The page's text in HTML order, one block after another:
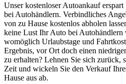
Unser kostenloser Autoankauf
bei Autohändlern. Verbindliches
von zu Hause kostenlos abholen
keine Lust Ihr Auto bei Autohändlern
womöglich Urlaubstage und
Ergebnis, vor Ort doch einen
zu erhalten? Lehnen Sie sich zurück,
Zeit und wickeln Sie den Verkauf
Hause aus ab.